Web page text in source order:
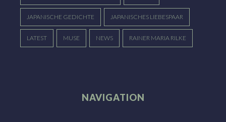
JAPANISCHE GEDICHTE JAPANISCHES LIEBESPAAR
LATEST MUSE NEWS RAINER MARIA RILKE
NAVIGATION